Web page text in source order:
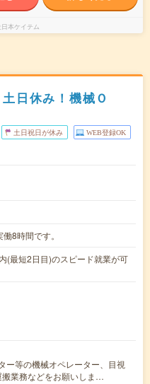
本ケイテム
日休み！機械Ｏ
土日祝日が休み WEB登録OK
8時間です。
(最短2日目)のスピード就業が可
ー等の機械オペレーター、目視
業務などをお願いしま…